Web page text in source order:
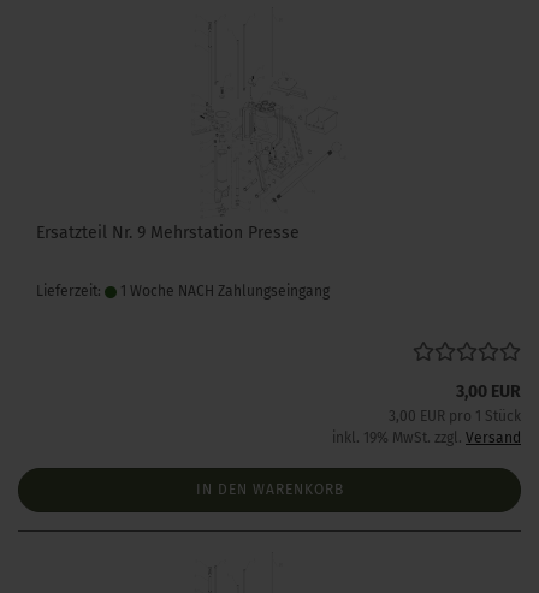
Ersatzteil Nr. 9 Mehrstation Presse
Lieferzeit: 1 Woche NACH Zahlungseingang
3,00 EUR
3,00 EUR pro 1 Stück
inkl. 19% MwSt. zzgl. Versand
IN DEN WARENKORB